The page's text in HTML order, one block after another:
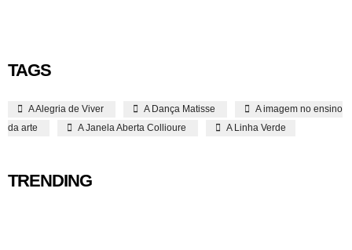
TAGS
A Alegria de Viver A Dança Matisse
A imagem no ensino
da arte
A Janela Aberta Collioure A Linha Verde
TRENDING